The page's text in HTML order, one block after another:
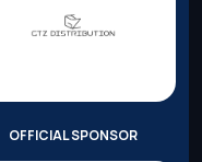
OFFICIAL SPONSOR